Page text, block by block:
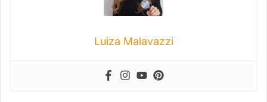
Luiza Malavazzi